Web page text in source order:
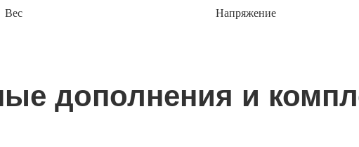
Вес Напряжение
дополнения и